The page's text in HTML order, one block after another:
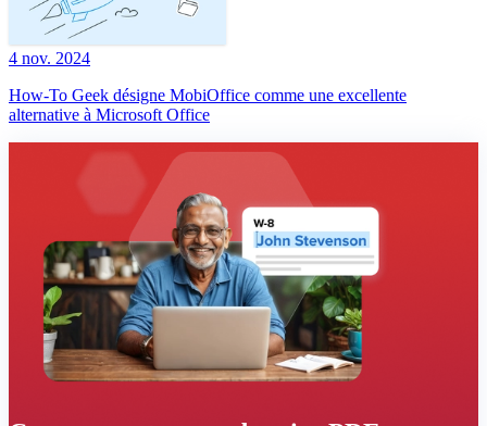
4 nov. 2024
How-To Geek désigne MobiOffice comme une excellente
alternative à Microsoft Office